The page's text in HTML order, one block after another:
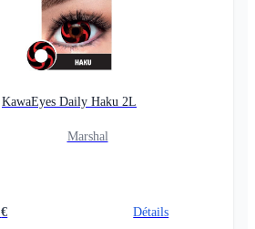
KawaEyes Daily Haku 2L
Marshal
€ Détails